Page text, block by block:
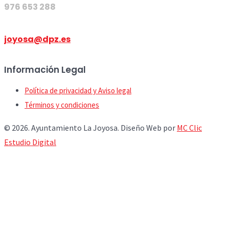
976 653 288
joyosa@dpz.es
Información Legal
Política de privacidad y Aviso legal
Términos y condiciones
© 2026. Ayuntamiento La Joyosa. Diseño Web por MC Clic
Estudio Digital